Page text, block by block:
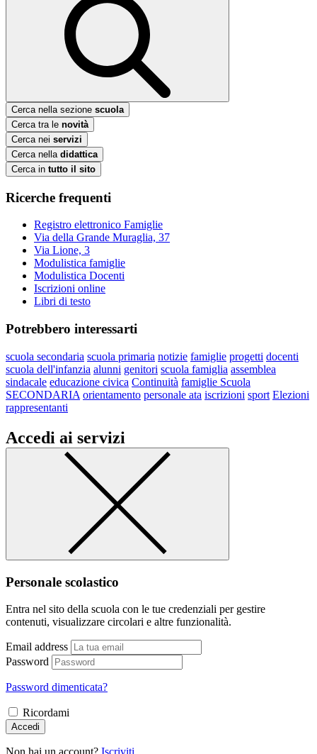
Cerca nella sezione scuola
Cerca tra le novità
Cerca nei servizi
Cerca nella didattica
Cerca in tutto il sito
Ricerche frequenti
Registro elettronico Famiglie
Via della Grande Muraglia, 37
Via Lione, 3
Modulistica famiglie
Modulistica Docenti
Iscrizioni online
Libri di testo
Potrebbero interessarti
scuola secondaria scuola primaria notizie famiglie progetti docenti
scuola dell'infanzia alunni genitori scuola famiglia assemblea
sindacale educazione civica Continuità famiglie Scuola
SECONDARIA orientamento personale ata iscrizioni sport Elezioni
rappresentanti
Accedi ai servizi
Personale scolastico
Entra nel sito della scuola con le tue credenziali per gestire
contenuti, visualizzare circolari e altre funzionalità.
Email address
Password
Password dimenticata?
Ricordami
Accedi